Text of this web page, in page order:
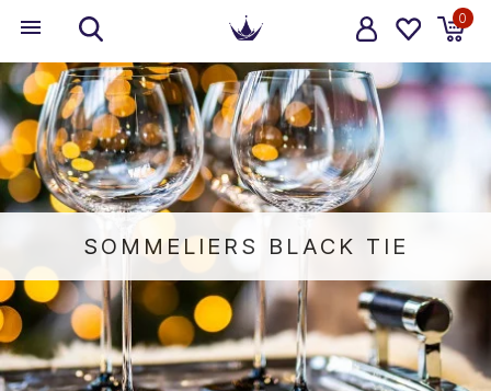
0
SOMMELIERS BLACK TIE